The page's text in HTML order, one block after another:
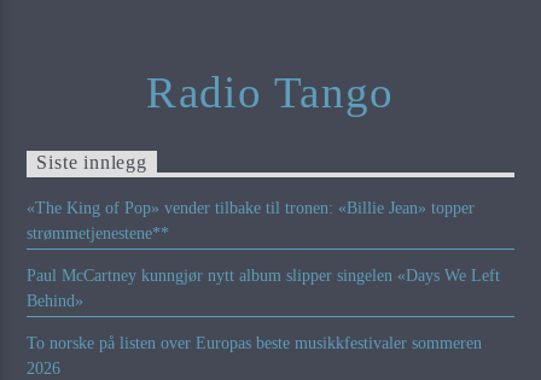
Radio Tango
Siste innlegg
«The King of Pop» vender tilbake til tronen: «Billie Jean» topper
strømmetjenestene**
Paul McCartney kunngjør nytt album slipper singelen «Days We Left
Behind»
To norske på listen over Europas beste musikkfestivaler sommeren
2026